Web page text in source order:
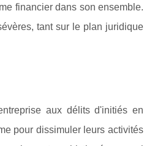
financier dans son ensemble.
tant sur le plan juridique
aux délits d'initiés en
pour dissimuler leurs activités